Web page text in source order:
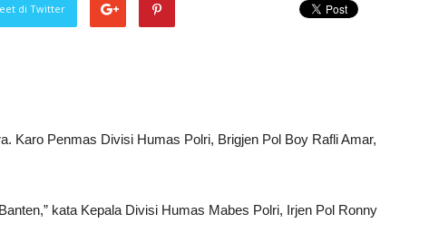
di Twitter
Karo Penmas Divisi Humas Polri, Brigjen Pol Boy Rafli Amar,
kata Kepala Divisi Humas Mabes Polri, Irjen Pol Ronny